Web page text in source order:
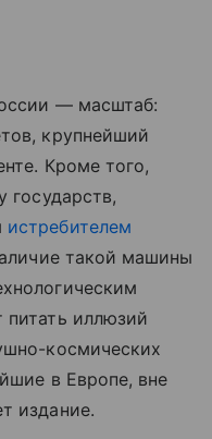
— масштаб:
крупнейший
Кроме того,
государств,
истребителем
такой машины
иллюзий
космических
в Европе, вне
издание.